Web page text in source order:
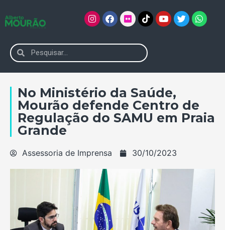
No Ministério da Saúde,
Mourão defende Centro de
Regulação do SAMU em Praia
Grande
Assessoria de Imprensa 30/10/2023